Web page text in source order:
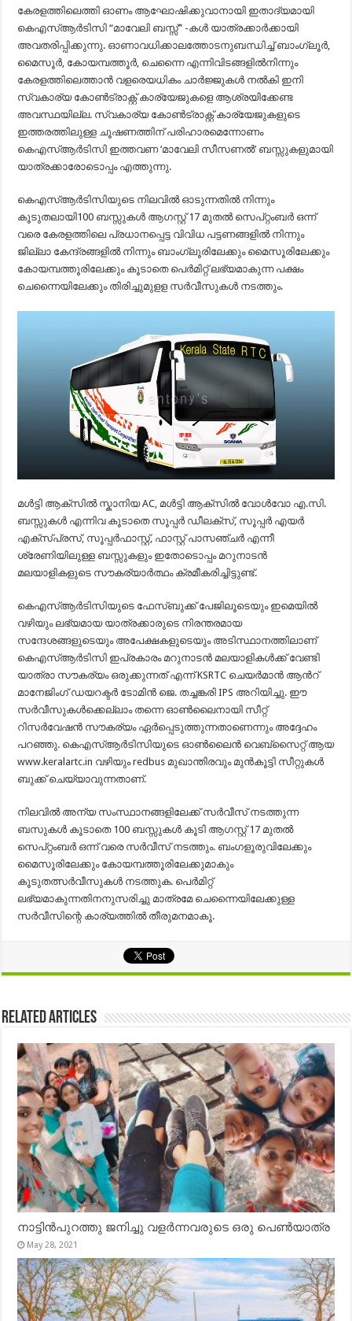
കേരളത്തിലെത്തി ഓണം ആഘോഷിക്കുവാനായി ഇതാദ്യമായി
കെഎസ്ആർടിസി “മാവേലി ബസ്സ്” -കൾ യാത്രക്കാർക്കായി
അവതരിപ്പിക്കുന്നു. ഓണാവധിക്കാലത്തോടനുബന്ധിച്ച് ബാംഗ്ലൂർ,
മൈസൂർ, കോയമ്പത്തൂർ, ചെന്നൈ എന്നിവിടങ്ങളിൽനിന്നും
കേരളത്തിലെത്താൻ വളരെയധികം ചാർജ്ജുകൾ നൽകി ഇനി
സ്വകാര്യ കോൺട്രാക്റ്റ് കാര്യേജുകളെ ആശ്രയിക്കേണ്ട
അവസ്ഥയില്ല. സ്വകാര്യ കോൺട്രാക്റ്റ് കാര്യേജുകളുടെ
ഇത്തരത്തിലുള്ള ചൂഷണത്തിന് പരിഹാരമെന്നോണം
കെഎസ്ആർടിസി ഇത്തവണ ‘മാവേലി സീസണൽ’ ബസ്സുകളുമായി
യാത്രക്കാരോടൊപ്പം എത്തുന്നു.
കെഎസ്ആർടിസിയുടെ നിലവിൽ ഓടുന്നതിൽ നിന്നും
കൂടുതലായി100 ബസ്സുകൾ ആഗസ്റ്റ് 17 മുതൽ സെപ്റ്റംബർ ഒന്ന്
വരെ കേരളത്തിലെ പ്രധാനപ്പെട്ട വിവിധ പട്ടണങ്ങളിൽ നിന്നും
ജില്ലാ കേന്ദ്രങ്ങളിൽ നിന്നും ബാംഗ്ലൂരിലേക്കും മൈസൂരിലേക്കും
കോയമ്പത്തൂരിലേക്കും കൂടാതെ പെർമിറ്റ് ലഭ്യമാകുന്ന പക്ഷം
ചെന്നൈയിലേക്കും തിരിച്ചുമുളള സർവീസുകൾ നടത്തും.
മൾട്ടി ആക്സിൽ സ്കാനിയ AC, മൾട്ടി ആക്സിൽ വോൾവോ എ.സി.
ബസ്സുകൾ എന്നിവ കൂടാതെ സൂപ്പർ ഡീലക്സ്, സൂപ്പർ എയർ
എക്സ്പ്രസ്, സൂപ്പർഫാസ്റ്റ്, ഫാസ്റ്റ് പാസഞ്ചർ എന്നീ
ശ്രേണിയിലുള്ള ബസ്സുകളും ഇതോടൊപ്പം മറുനാടൻ
മലയാളികളുടെ സൗകര്യാർത്ഥം ക്രമീകരിച്ചിട്ടുണ്ട്.
കെഎസ്ആർടിസിയുടെ ഫേസ്ബുക്ക് പേജിലൂടെയും ഇമെയിൽ
വഴിയും ലഭ്യമായ യാത്രക്കാരുടെ നിരന്തരമായ
സന്ദേശങ്ങളുടെയും അപേക്ഷകളുടെയും അടിസ്ഥാനത്തിലാണ്
കെഎസ്ആർടിസി ഇപ്രകാരം മറുനാടൻ മലയാളികൾക്ക് വേണ്ടി
യാത്രാ സൗകര്യം ഒരുക്കുന്നത് എന്ന് KSRTC ചെയർമാൻ ആൻറ്
മാനേജിംഗ് ഡയറക്ടർ ടോമിൻ ജെ. തച്ചങ്കരി IPS അറിയിച്ചു. ഈ
സർവീസുകൾക്കെല്ലാം തന്നെ ഓൺലൈനായി സീറ്റ്
റിസർവേഷൻ സൗകര്യം ഏർപ്പെടുത്തുന്നതാണെന്നും അദ്ദേഹം
പറഞ്ഞു. കെഎസ്ആർടിസിയുടെ ഓൺലൈൻ വെബ്സൈറ്റ് ആയ
www.keralartc.in വഴിയും redbus മുഖാന്തിരവും മുൻകൂട്ടി സീറ്റുകൾ
ബുക്ക് ചെയ്യാവുന്നതാണ്.
നിലവിൽ അന്യ സംസ്ഥാനങ്ങളിലേക്ക് സർവീസ് നടത്തുന്ന
ബസുകൾ കൂടാതെ 100 ബസ്സുകൾ കൂടി ആഗസ്റ്റ് 17 മുതൽ
സെപ്റ്റംബർ ഒന്ന് വരെ സർവീസ് നടത്തും. ബംഗളൂരുവിലേക്കും
മൈസൂരിലേക്കും കോയമ്പത്തൂരിലേക്കുമാകും
കൂടുതത്സർവീസുകൾ നടത്തുക. പെർമിറ്റ്
ലഭ്യമാകുന്നതിനനുസരിച്ചു മാത്രമേ ചെന്നൈയിലേക്കുള്ള
സർവീസിന്റെ കാര്യത്തിൽ തീരുമനമാകൂ.
Related Articles
നാട്ടിൻപുറത്തു ജനിച്ചു വളർന്നവരുടെ ഒരു പെൺയാത്ര
May 28, 2021